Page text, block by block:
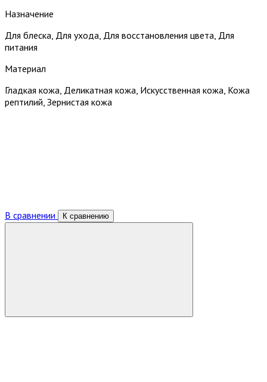
Назначение
Для блеска, Для ухода, Для восстановления цвета, Для
питания
Материал
Гладкая кожа, Деликатная кожа, Искусственная кожа, Кожа
рептилий, Зернистая кожа
В сравнении К сравнению